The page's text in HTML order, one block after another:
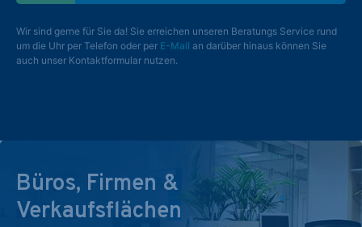
Wir sind gerne für Sie da! Sie erreichen unseren Beratungs Service rund
um die Uhr per Telefon oder per E-Mail an darüber hinaus können Sie
auch unser Kontaktformular nutzen.
Büros, Firmen &
Verkaufsflächen